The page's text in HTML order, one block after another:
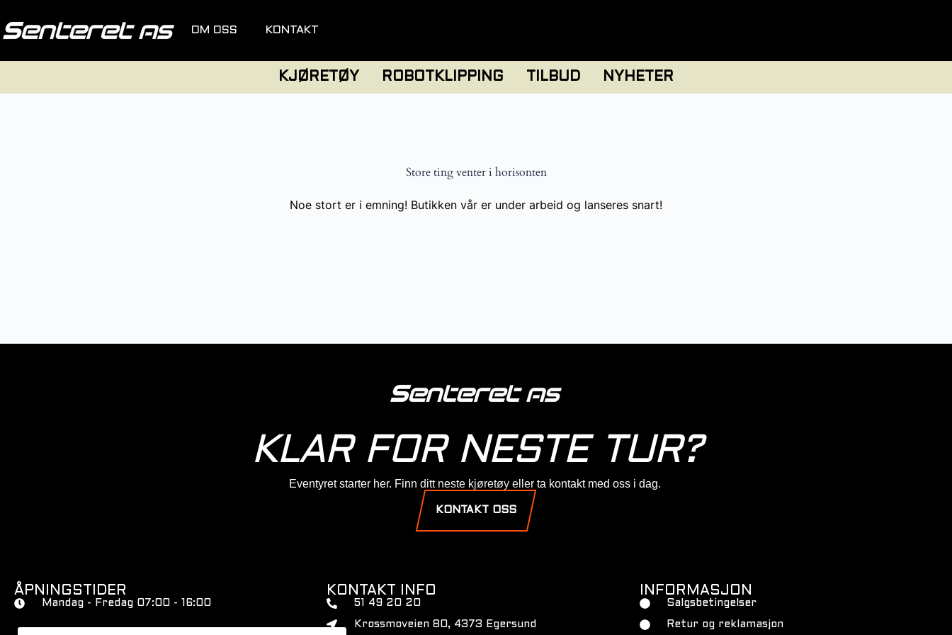
OM OSS KONTAKT
KJØRETØY ROBOTKLIPPING TILBUD NYHETER
Store ting venter i horisonten
Noe stort er i emning! Butikken vår er under arbeid og lanseres snart!
KLAR FOR NESTE TUR?
Eventyret starter her. Finn ditt neste kjøretøy eller ta kontakt med oss i dag.
KONTAKT OSS
ÅPNINGSTIDER
Mandag - Fredag 07:00 - 16:00
KONTAKT INFO
51 49 20 20
Krossmoveien 80, 4373 Egersund
INFORMASJON
Salgsbetingelser
Retur og reklamasjon